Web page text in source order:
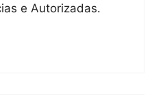
e Autorizadas.